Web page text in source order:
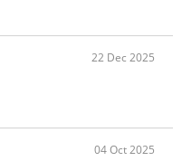
22 Dec 2025
04 Oct 2025